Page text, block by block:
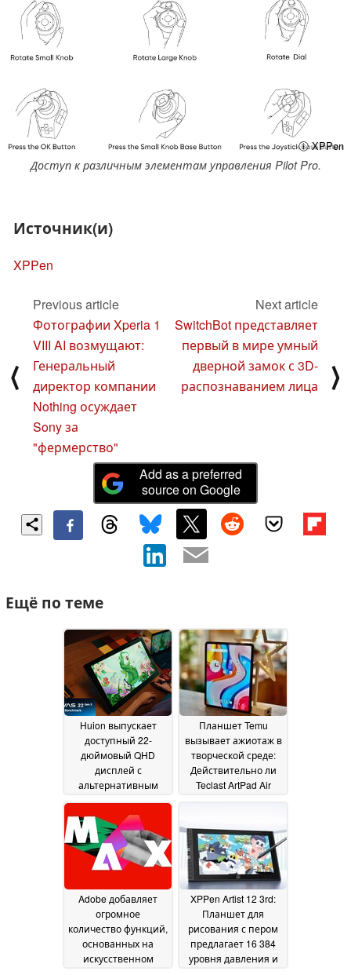
ⓘ XPPen
Доступ к различным элементам управления Pilot Pro.
Источник(и)
XPPen
⟨
Previous article
Фотографии Xperia 1
VIII AI возмущают:
Генеральный
директор компании
Nothing осуждает
Sony за
"фермерство"
Next article
SwitchBot представляет
первый в мире умный
дверной замок с 3D-
распознаванием лица
⟩
Add as a preferred
source on Google
Ещё по теме
Huion выпускает
доступный 22-
дюймовый QHD
дисплей с
альтернативным
частотой
обновления 90 Гц и
RGB-подсветкой04
March 2026
Планшет Temu
вызывает ажиотаж в
творческой среде:
Действительно ли
Teclast ArtPad Air
January 2026
Adobe добавляет
огромное
количество функций,
основанных на
искусственном
XPPen Artist 12 3rd:
Планшет для
рисования с пером
предлагает 16 384
уровня давления и